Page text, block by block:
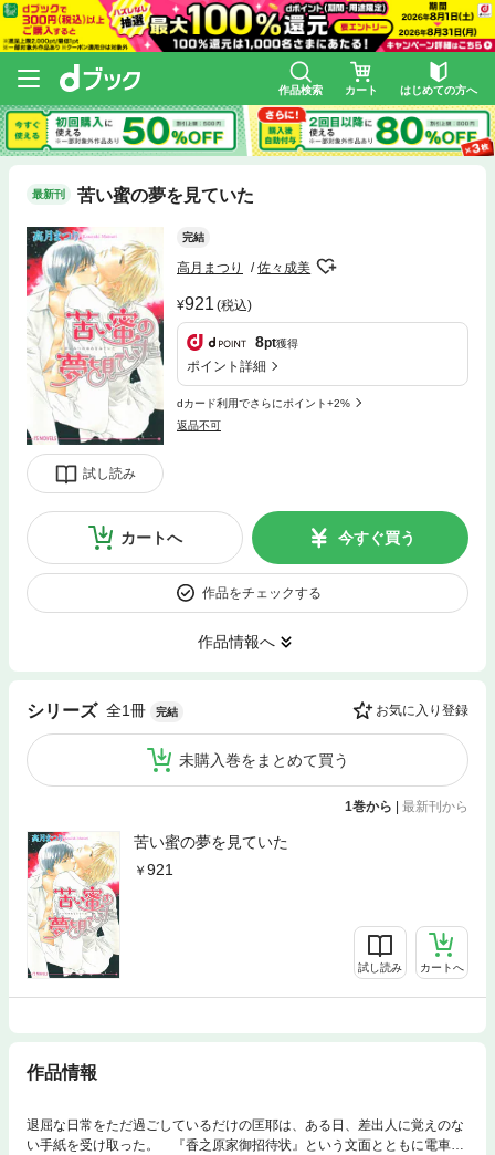
作品検索 カート はじめての方へ
最新刊 苦い蜜の夢を見ていた
試し読み
完結
高月まつり 佐々成美
921 (税込)
8pt獲得
ポイント詳細
dカード利用でさらにポイント+2%
返品不可
カートへ 今すぐ買う
作品をチェックする
作品情報へ
シリーズ 全1冊 完結 お気に入り登録
未購入巻をまとめて買う
1巻から 最新刊から
苦い蜜の夢を見ていた
921
試し読み カートへ
作品情報
退屈な日常をただ過ごしているだけの匡耶は、ある日、差出人に覚えのな
い手紙を受け取った。 『香之原家御招待状』という文面とともに電車の